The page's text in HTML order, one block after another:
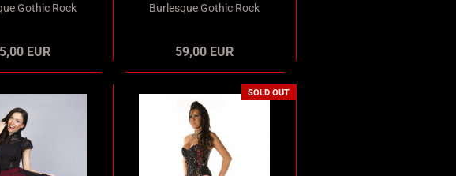
Gothic Rock
aus Spitze und
Chiffon
EUR
Burlesque Gothic Rock
59,00 EUR
SOLD OUT